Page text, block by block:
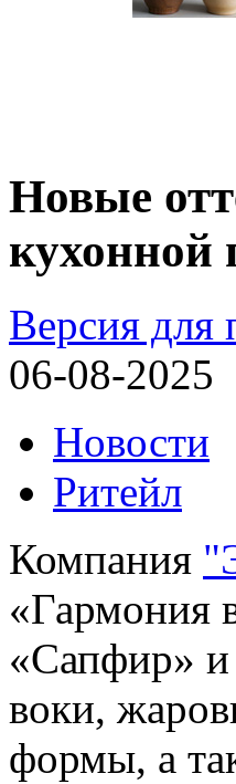
Новые
кухонной
Версия для
06-08-2025
Новости
Ритейл
Компания
«Гармония
«Сапфир» и
воки,
формы, а